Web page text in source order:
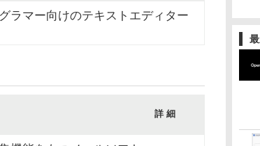
ラマー向けのテキストエディター
詳 細